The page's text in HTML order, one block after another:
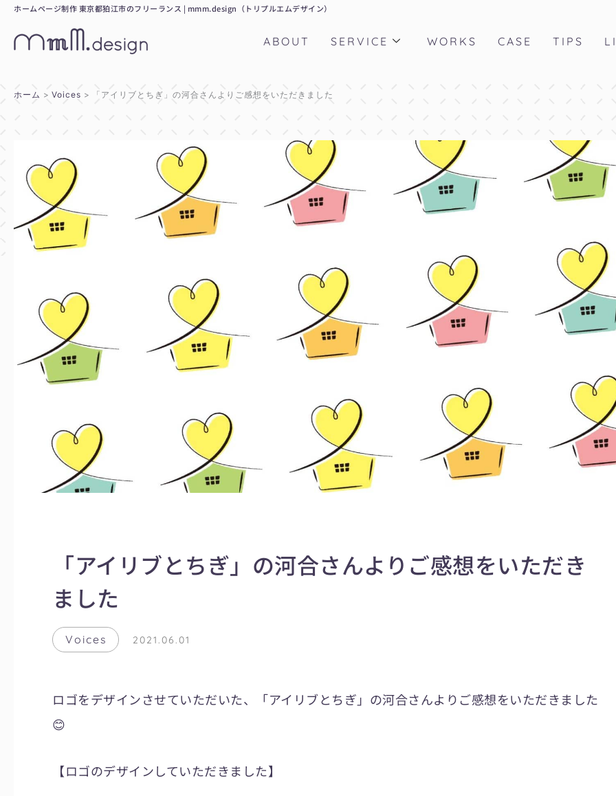
ホームページ制作 東京都狛江市のフリーランス | mmm.design（トリプルエムデザイン）
ABOUT SERVICE WORKS CASE TIPS
ホーム Voices 「アイリブとちぎ」の河合さんよりご感想をいただきました
「アイリブとちぎ」の河合さんよりご感想をいただき
ました
Voices 2021.06.01
ロゴをデザインさせていただいた、「アイリブとちぎ」の河合さんよりご感想をいただきました
😊
【ロゴのデザインしていただきました】